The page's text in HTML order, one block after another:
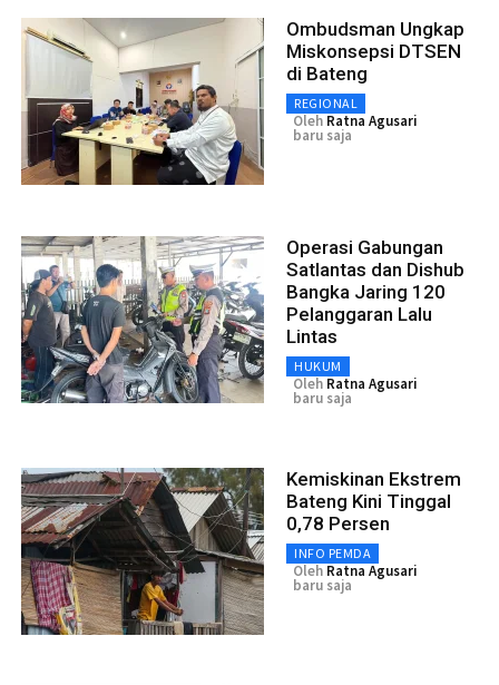
Ombudsman Ungkap
Miskonsepsi DTSEN
di Bateng
REGIONAL
Oleh Ratna Agusari
baru saja
Operasi Gabungan
Satlantas dan Dishub
Bangka Jaring 120
Pelanggaran Lalu
Lintas
HUKUM
Oleh Ratna Agusari
baru saja
Kemiskinan Ekstrem
Bateng Kini Tinggal
0,78 Persen
INFO PEMDA
Oleh Ratna Agusari
baru saja